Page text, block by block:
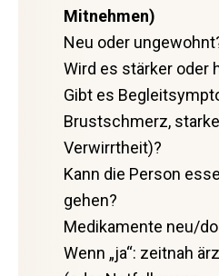
Mitnehmen)
Neu oder
Wird es stärker oder
Gibt es
Brustschmerz,
Verwirrtheit)?
Kann die Person
gehen?
Medikamente neu/
Wenn „ja“: zeitnah